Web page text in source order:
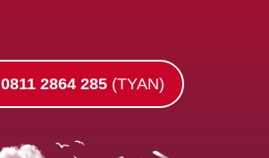
0811 2864 285 (TYAN)